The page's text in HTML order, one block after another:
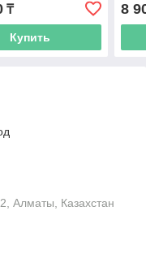
₸
Купить
8
Алматы, Казахстан